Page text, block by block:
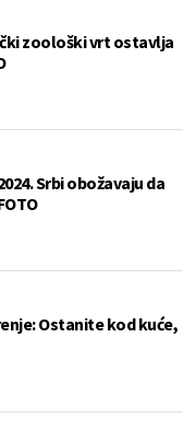
zoološki vrt ostavlja
Srbi obožavaju da
Ostanite kod kuće,